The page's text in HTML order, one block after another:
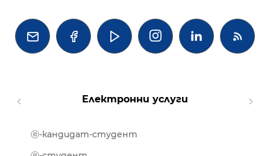
   
Електронни услуги
ⓔ-кандидат-студент